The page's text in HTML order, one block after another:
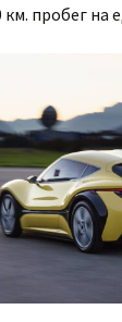
км. пробег